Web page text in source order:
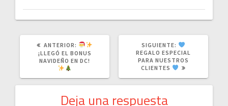
ANTERIOR:
¡LLEGÓ EL BONUS
NAVIDEÑO EN DC!
SIGUIENTE:
REGALO ESPECIAL
PARA NUESTROS
CLIENTES
Deja una respuesta